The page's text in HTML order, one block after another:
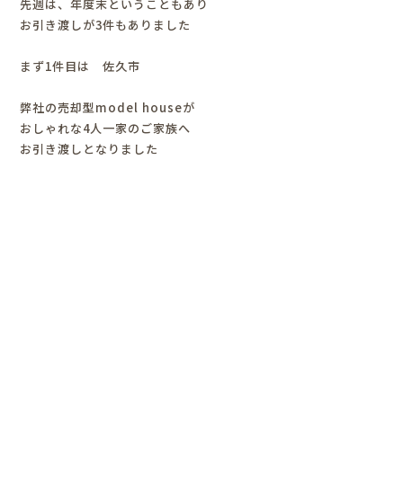
先週は、年度末ということもあり
お引き渡しが3件もありました
まず1件目は 佐久市
弊社の売却型model houseが
おしゃれな4人一家のご家族へ
お引き渡しとなりました